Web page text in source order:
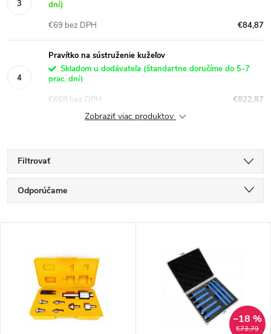
dní)
€84,87
€69 bez DPH
Pravítko na sústruženie kužeľov
Skladom u dodávateľa (štandartne doručíme do 5-7
prac. dní)
€822,87
€669 bez DPH
Zobraziť viac produktov
Filtrovať
R
a
Odporúčame
Najpredávanejšie
Abecedne
€73,79
–18 %